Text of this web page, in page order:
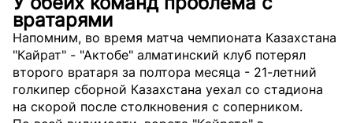
вратарями
Напомним, во время матча чемпионата Казахстана
"Кайрат" - "Актобе" алматинский клуб потерял
второго вратаря за полтора месяца - 21-летний
голкипер сборной Казахстана уехал со стадиона
на скорой после столкновения с соперником.